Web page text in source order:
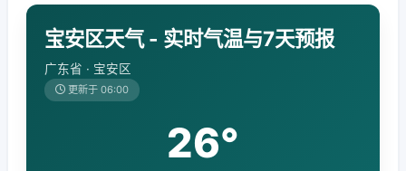
宝安区天气 - 实时气温与7天预报
广东省 · 宝安区
更新于 06:00
26°